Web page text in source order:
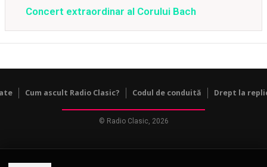
Concert extraordinar al Corului Bach
Cum ascult Radio Clasic? Codul de conduită Drept la
© Radio Clasic, 2026